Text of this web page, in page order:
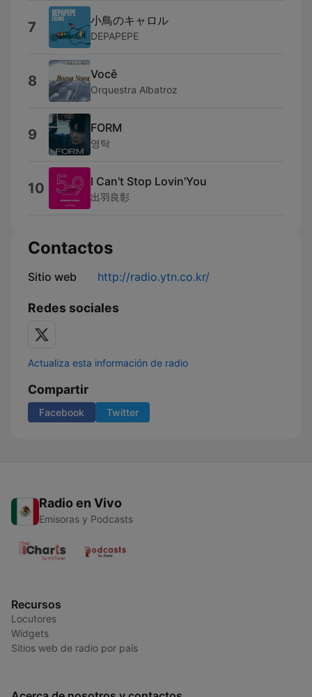
7 小鳥のキャロル
DEPAPEPE
8 Você
Orquestra Albatroz
9 FORM
영탁
10 I Can't Stop Lovin'You
出羽良彰
Contactos
Sitio web http://radio.ytn.co.kr/
Redes sociales
Actualiza esta información de radio
Compartir
Facebook Twitter
Radio en Vivo
Emisoras y Podcasts
Recursos
Locutores
Widgets
Sitios web de radio por país